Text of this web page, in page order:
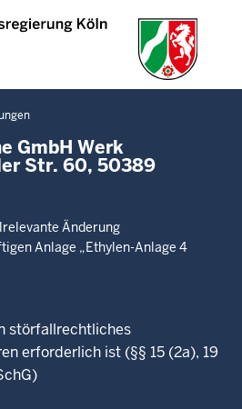
zum Inhalt
HAUPTMENÜ
GmbH Werk
Str. 60, 50389
Änderung
Anlage „Ethylen-Anlage 4
störfallrechtliches
erforderlich ist (§§ 15 (2a), 19